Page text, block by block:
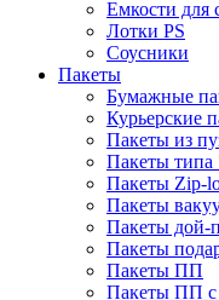
Емкости для
Лотки PS
Соусники
Пакеты
Бумажные
Курьерские
Пакеты из
Пакеты
Пакеты Zip-
Пакеты
Пакеты дой-
Пакеты
Пакеты ПП
Пакеты ПП с